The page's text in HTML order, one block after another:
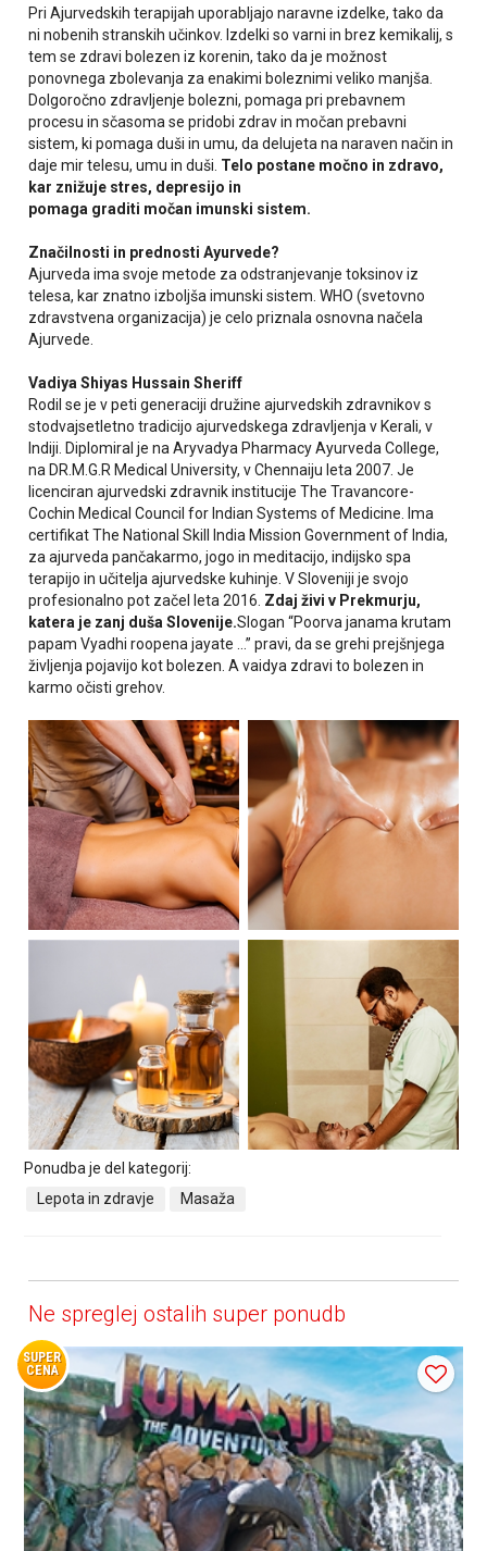
Pri Ajurvedskih terapijah uporabljajo naravne izdelke, tako da
ni nobenih stranskih učinkov. Izdelki so varni in brez kemikalij, s
tem se zdravi bolezen iz korenin, tako da je možnost
ponovnega zbolevanja za enakimi boleznimi veliko manjša.
Dolgoročno zdravljenje bolezni, pomaga pri prebavnem
procesu in sčasoma se pridobi zdrav in močan prebavni
sistem, ki pomaga duši in umu, da delujeta na naraven način in
daje mir telesu, umu in duši. Telo postane močno in zdravo,
kar znižuje stres, depresijo in
pomaga graditi močan imunski sistem.
Značilnosti in prednosti Ayurvede?
Ajurveda ima svoje metode za odstranjevanje toksinov iz
telesa, kar znatno izboljša imunski sistem. WHO (svetovno
zdravstvena organizacija) je celo priznala osnovna načela
Ajurvede.
Vadiya Shiyas Hussain Sheriff
Rodil se je v peti generaciji družine ajurvedskih zdravnikov s
stodvajsetletno tradicijo ajurvedskega zdravljenja v Kerali, v
Indiji. Diplomiral je na Aryvadya Pharmacy Ayurveda College,
na DR.M.G.R Medical University, v Chennaiju leta 2007. Je
licenciran ajurvedski zdravnik institucije The Travancore-
Cochin Medical Council for Indian Systems of Medicine. Ima
certifikat The National Skill India Mission Government of India,
za ajurveda pančakarmo, jogo in meditacijo, indijsko spa
terapijo in učitelja ajurvedske kuhinje. V Sloveniji je svojo
profesionalno pot začel leta 2016. Zdaj živiv Prekmurju,
katera je zanj duša Slovenije.Slogan “Poorva janama krutam
papam Vyadhi roopena jayate …” pravi, da se grehi prejšnjega
življenja pojavijo kot bolezen. A vaidya zdravi to bolezen in
karmo očisti grehov.
Ponudba je del kategorij:
Lepota in zdravje
Masaža
Ne spreglej ostalih super ponudb
SUPER
CENA